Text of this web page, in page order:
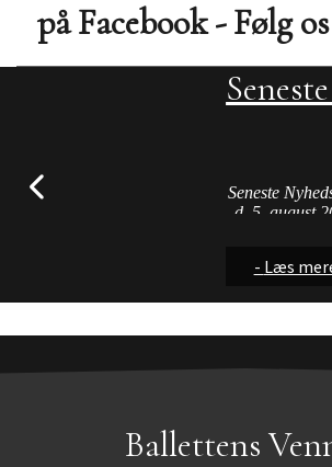
på Facebook - Følg
Seneste
d. 5. august
- Læs
- Læs
FAQ -
hyppigt er
brug af
- Læs
Ballettens